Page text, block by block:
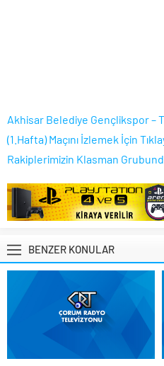
Akhisar Belediye Gençlikspor –
(1.Hafta) Maçını İzlemek İçin
Rakiplerimizin Klasman
BENZER KONULAR